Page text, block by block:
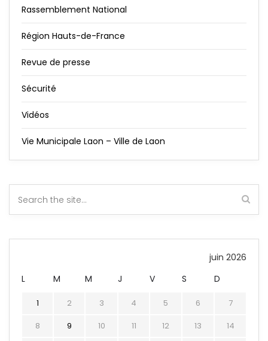
Rassemblement National
Région Hauts-de-France
Revue de presse
Sécurité
Vidéos
Vie Municipale Laon – Ville de Laon
juin 2026
L
M M J V S D
1 2 3 4 5 6
7
8
9 10 11 12 13 14